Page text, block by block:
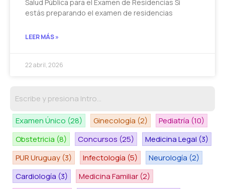
Salud Pública para el Examen de Residencias Si
estás preparando el examen de residencias
LEER MÁS »
22 abril, 2026
Examen Único (28) Ginecología (2) Pediatría (10)
Obstetricia (8) Concursos (25) Medicina Legal (3)
PUR Uruguay (3) Infectología (5) Neurología (2)
Cardiología (3) Medicina Familiar (2)